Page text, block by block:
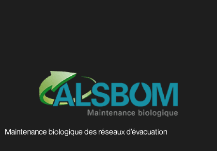
Maintenance biologique des réseaux d’évacuation